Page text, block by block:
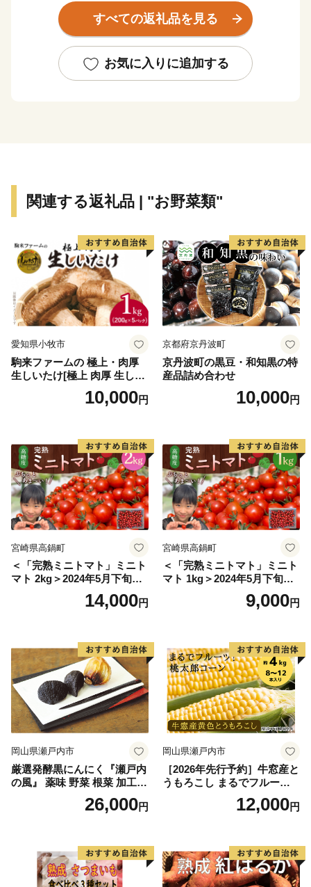
有数の木枡の生産地として知られるものづくりのまちで
もあります。
おり、風土と文化が息づく大垣市ならではの魅力が広が
っています。
すべての返礼品を見る
お気に入りに追加する
関連する返礼品 | "お野菜類"
愛知県小牧市
駒来ファームの 極上・肉厚
生しいたけ[極上 肉厚 生しい
たけ 生シイタケ 生椎茸 安心
安全 国産 採れたて 新鮮 きの
10,000円
京都府京丹波町
京丹波町の黒豆・和知黒の特
産品詰め合わせ
10,000円
宮崎県高鍋町
＜「完熟ミニトマト」ミニト
マト 2kg＞2024年5月下旬迄
に順次出荷 野菜ソムリエサ
ミット アルル・リリカ共に
県 高鍋町産 産地直送 有機肥
料使用 高糖度 西森農園
14,000円
宮崎県高鍋町
＜「完熟ミニトマト」ミニト
マト 1kg＞2024年5月下旬迄
に順次出荷 野菜ソムリエサ
ミット アルル・リリカ共に
県 高鍋町産 産地直送 有機肥
料使用 高糖度 西森農園
9,000円
岡山県瀬戸内市
厳選発酵黒にんにく『瀬戸内
の風』 薬味 野菜 根菜 加工食
26,000円
岡山県瀬戸内市
［2026年先行予約］牛窓産と
うもろこし まるでフルー
ツ！最高糖度25度超え 生で
甘い、茹でて美味い！ 黄色
野菜
12,000円